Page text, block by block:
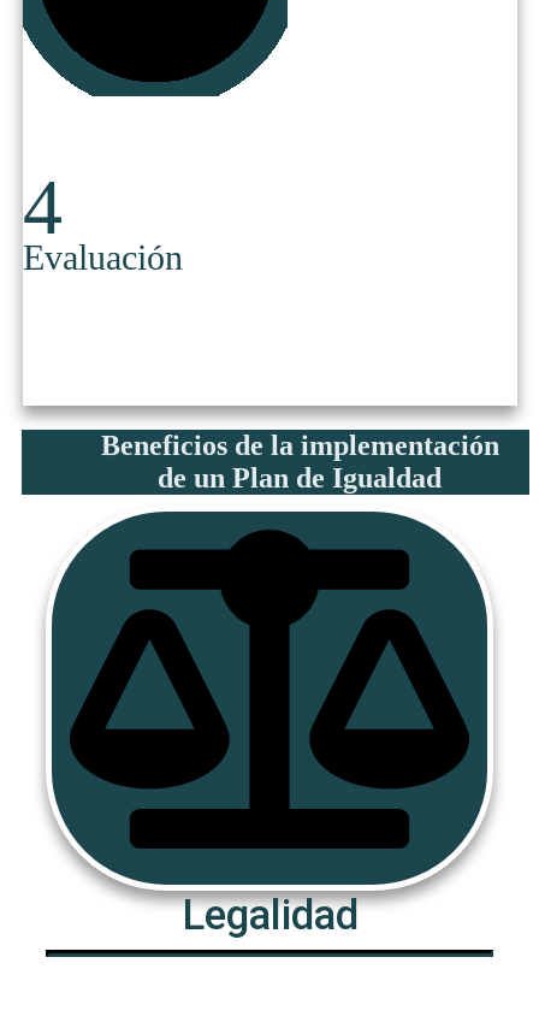
​​4
​Evaluación
Beneficios de la implementación
de un Plan de Igualdad
​Legalidad